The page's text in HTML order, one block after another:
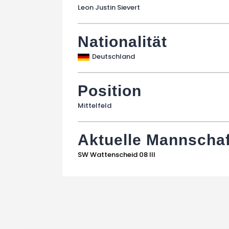
Leon Justin Sievert
Nationalität
Deutschland
Position
Mittelfeld
Aktuelle
SW Wattenscheid 08 III